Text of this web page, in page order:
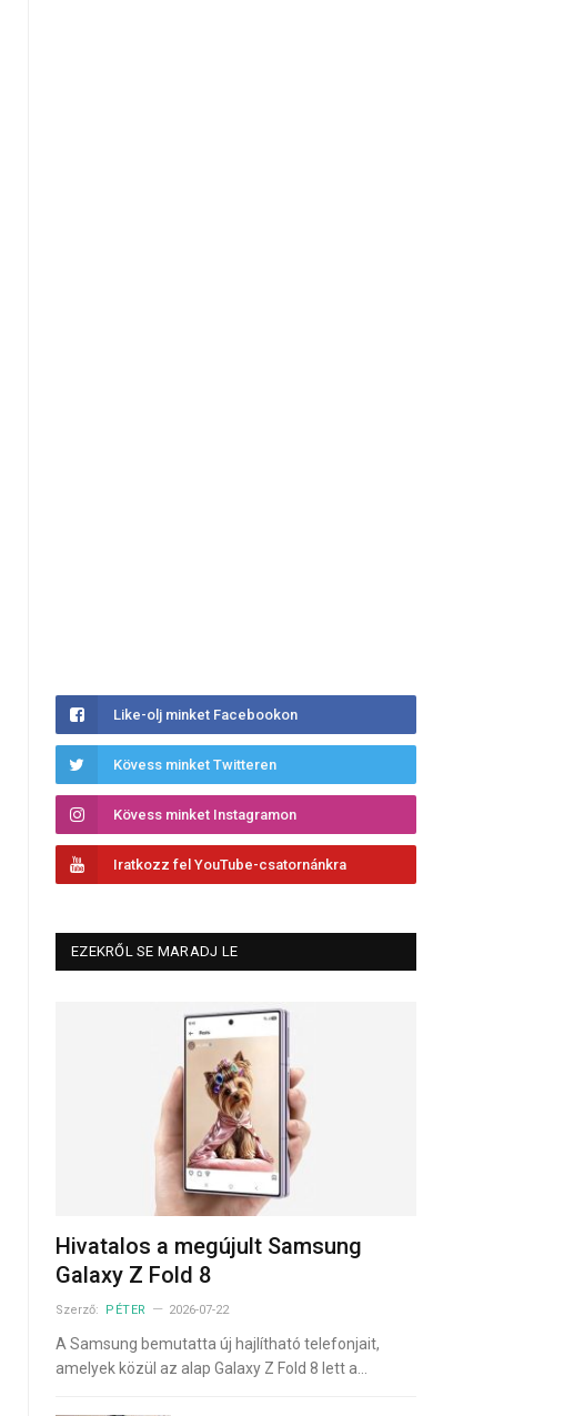
Like-olj minket Facebookon
Kövess minket Twitteren
Kövess minket Instagramon
Iratkozz fel YouTube-csatornánkra
EZEKRŐL SE MARADJ LE
Hivatalos a megújult Samsung
Galaxy Z Fold 8
Szerző: PÉTER 2026-07-22
A Samsung bemutatta új hajlítható telefonjait,
amelyek közül az alap Galaxy Z Fold 8 lett a…